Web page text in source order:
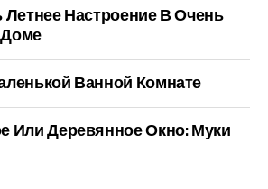
Летнее Настроение В Очень
Ванной Комнате
Или Деревянное Окно: Муки